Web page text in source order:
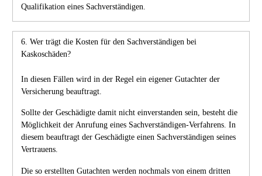
Qualifikation eines Sachverständigen.
6. Wer trägt die Kosten für den Sachverständigen bei
Kaskoschäden?
In diesen Fällen wird in der Regel ein eigener Gutachter der
Versicherung beauftragt.
Sollte der Geschädigte damit nicht einverstanden sein, besteht die
Möglichkeit der Anrufung eines Sachverständigen-Verfahrens. In
diesem beauftragt der Geschädigte einen Sachverständigen seines
Vertrauens.
Die so erstellten Gutachten werden nochmals von einem dritten